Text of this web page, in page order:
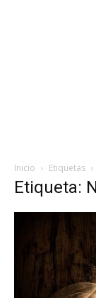
Inicio Etiquetas
Etiqueta: